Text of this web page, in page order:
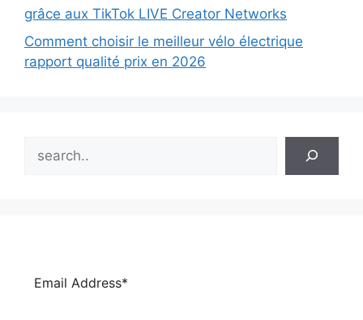
grâce aux TikTok LIVE Creator Networks
Comment choisir le meilleur vélo électrique
rapport qualité prix en 2026